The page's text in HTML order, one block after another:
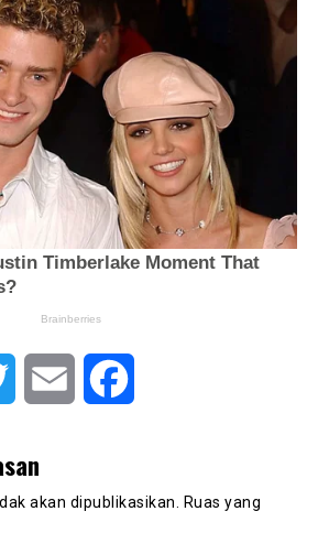
Twitter Email
akan dipublikasikan.
Ruas yang